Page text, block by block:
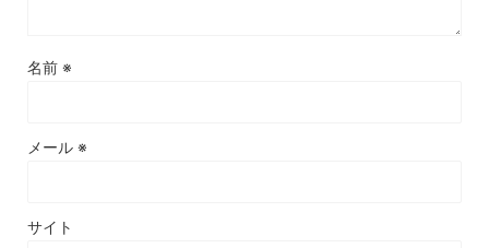
名前 ※
メール ※
サイト